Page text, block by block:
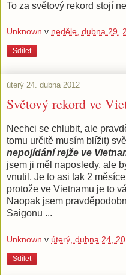
To za světový rekord stojí
Unknown v neděle, dubna 29,
Sdílet
úterý 24. dubna 2012
Světový rekord ve
Nechci se chlubit, ale
tomu určitě musím blížit)
nepojídání rejže ve
jsem ji měl naposledy, ale
vnutil. Je to asi tak 2
protože ve Vietnamu je to
Naopak jsem
Saigonu ...
Unknown v úterý, dubna 24,
Sdílet